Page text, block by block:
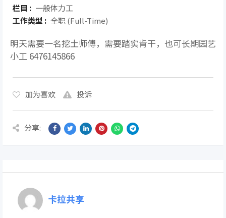
栏目 : 一般体力工
工作类型 : 全职 (Full-Time)
明天需要一名挖土师傅，需要踏实肯干，也可长期园艺
小工 6476145866
加为喜欢 投诉
分享:
卡拉共享